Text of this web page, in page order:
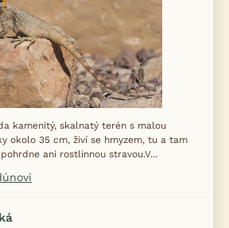
kamenitý, skalnatý terén s malou
okolo 35 cm, živí se hmyzem, tu a tam
ani rostlinnou stravou.V...